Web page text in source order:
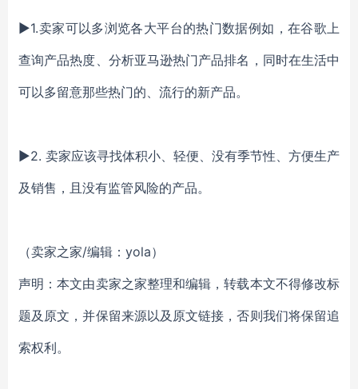
▶1.卖家可以多浏览各大平台的热门数据例如，在谷歌上
查询产品热度、分析亚马逊热门产品排名，同时在生活中
可以多留意那些热门的、流行的新产品。
▶2. 卖家应该寻找体积小、轻便、没有季节性、方便生产
及销售，且没有监管风险的产品。
（卖家之家/编辑：yola）
声明：本文由卖家之家整理和编辑，转载本文不得修改标
题及原文，并保留来源以及原文链接，否则我们将保留追
索权利。